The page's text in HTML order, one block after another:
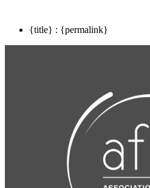
{title} : {permalink}